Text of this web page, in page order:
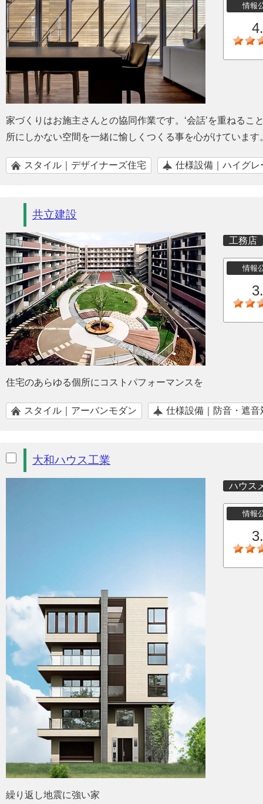
情報
家づくりはお施主さんとの協同作業です。‘会話’を重ねる
所にしかない空間を一緒に愉しくつくる事を心がけています
スタイル｜デザイナーズ住宅 仕様設備｜ハイグレ
共立建設
工務店
情報
住宅のあらゆる個所にコストパフォーマンスを
スタイル｜アーバンモダン 仕様設備｜防音・遮音
大和ハウス工業
ハウス
情報
繰り返し地震に強い家